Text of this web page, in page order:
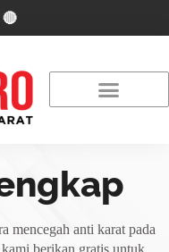
mencegah anti karat pada